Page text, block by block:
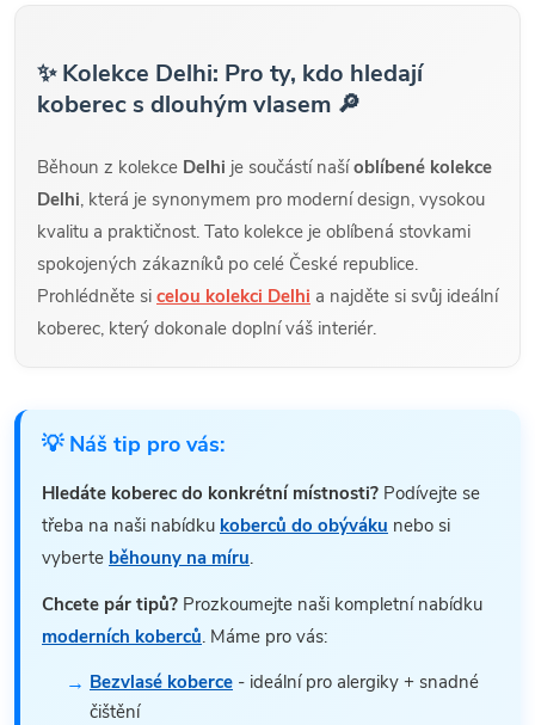
✨ Kolekce Delhi: Pro ty, kdo hledají
koberec s dlouhým vlasem 🔎
Běhoun z kolekce Delhi je součástí našíoblíbené kolekce
Delhi, která je synonymem pro moderní design, vysokou
kvalitu a praktičnost. Tato kolekce je oblíbená stovkami
spokojených zákazníků po celé České republice.
Prohlédněte si celou kolekci Delhi a najděte si svůj ideální
koberec, který dokonale doplní váš interiér.
💡 Náš tip pro vás:
Hledáte koberec do konkrétní místnosti? Podívejte se
třeba na naši nabídku koberců do obýváku nebo si
vyberte běhouny na míru.
Chcete pár tipů? Prozkoumejte naši kompletní nabídku
moderních koberců. Máme pro vás:
Bezvlasé koberce - ideální pro alergiky + snadné
čištění